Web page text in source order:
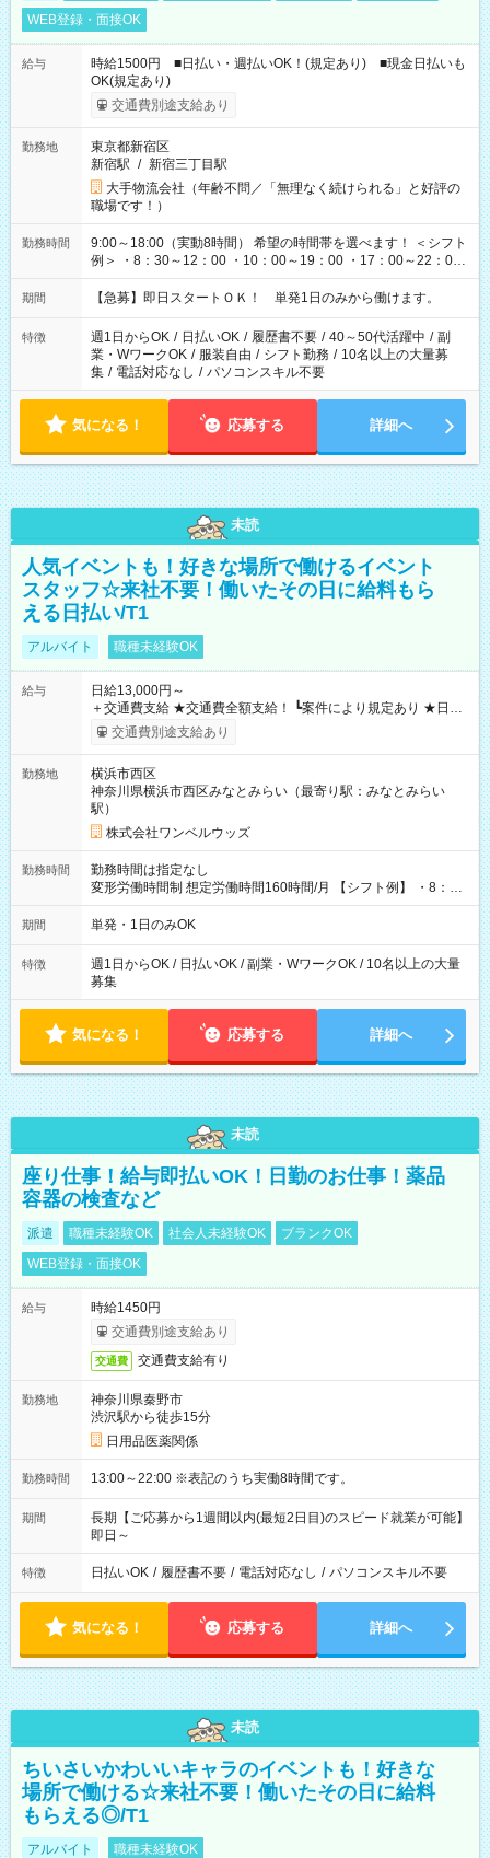
WEB登録・面接OK
給与
時給1500円 ■日払い・週払いOK！(規定あり) ■現金日払いも
OK(規定あり)
交通費別途支給あり
勤務地
東京都新宿区
新宿駅 / 新宿三丁目駅
大手物流会社（年齢不問／「無理なく続けられる」と好評の
職場です！）
勤務時間
9:00～18:00（実動8時間） 希望の時間帯を選べます！ ＜シフト
例＞ ・8：30～12：00 ・10：00～19：00 ・17：00～22：00
・13：00～22：00 ・22：00～翌6：00 など
期間 【急募】即日スタートＯＫ！ 単発1日のみから働けます。
特徴 週1日からOK / 日払いOK / 履歴書不要 / 40～50代活躍中 / 副
業・WワークOK / 服装自由 / シフト勤務 / 10名以上の大量募
集 / 電話対応なし / パソコンスキル不要
気になる！ 応募する 詳細へ
未読
人気イベントも！好きな場所で働けるイベント
スタッフ☆来社不要！働いたその日に給料もら
える日払い/T1
アルバイト 職種未経験OK
給与
日給13,000円～
＋交通費支給 ★交通費全額支給！ ┗案件により規定あり ★日払
いOK！（規定あり） ┗働いたその日に現金GET♪ お仕事後はコ
ンビニATMから 日払い分を引き落とせます！ 【試用期間】試
交通費別途支給あり
勤務地
横浜市西区
神奈川県横浜市西区みなとみらい（最寄り駅：みなとみらい
駅）
株式会社ワンベルウッズ
勤務時間
勤務時間は指定なし
変形労働時間制 想定労働時間160時間/月 【シフト例】 ・8：00
～21：00
期間 単発・1日のみOK
特徴
週1日からOK / 日払いOK / 副業・WワークOK / 10名以上の大量
募集
気になる！ 応募する 詳細へ
未読
座り仕事！給与即払いOK！日勤のお仕事！薬品
容器の検査など
派遣 職種未経験OK 社会人未経験OK
ブランクOK
WEB登録・面接OK
給与
時給1450円
交通費別途支給あり
交通費 交通費支給有り
勤務地
神奈川県秦野市
渋沢駅から徒歩15分
日用品医薬関係
勤務時間 13:00～22:00 ※表記のうち実働8時間です。
期間
長期【ご応募から1週間以内(最短2日目)のスピード就業が可能】
即日～
特徴 日払いOK / 履歴書不要 / 電話対応なし / パソコンスキル不要
気になる！ 応募する 詳細へ
未読
ちいさいかわいいキャラのイベントも！好きな
場所で働ける☆来社不要！働いたその日に給料
もらえる◎/T1
アルバイト 職種未経験OK